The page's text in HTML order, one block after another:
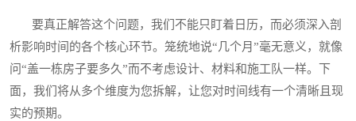
要真正解答这个问题，我们不能只盯着日历，而必须深入剖
析影响时间的各个核心环节。笼统地说“几个月”毫无意义，就像
问“盖一栋房子要多久”而不考虑设计、材料和施工队一样。下
面，我们将从多个维度为您拆解，让您对时间线有一个清晰且现
实的预期。